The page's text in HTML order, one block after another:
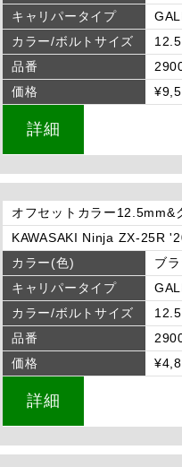
キャリパータイプ
カラー/ボルトサイズ
品番
価格
詳細
オフセットカラー12.5mm&
KAWASAKI Ninja ZX-25R
カラー(色)
ブ
キャリパータイプ
カラー/ボルトサイズ
品番
価格
詳細